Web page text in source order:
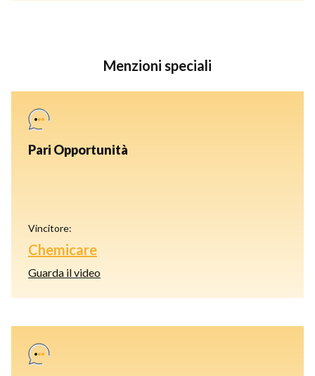
Menzioni speciali
Pari Opportunità
Vincitore:
Chemicare
Guarda il video